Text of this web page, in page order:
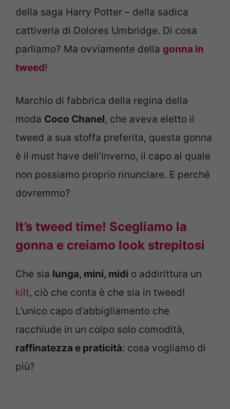
della saga Harry Potter – della sadica
cattiveria di Dolores Umbridge. Di cosa
parliamo? Ma ovviamente della gonna in
tweed!
Marchio di fabbrica della regina della
moda Coco Chanel, che aveva eletto il
tweed a sua stoffa preferita, questa gonna
è il must have dell’inverno, il capo al quale
non possiamo proprio rinunciare. E perché
dovremmo?
It’s tweed time! Scegliamo la
gonna e creiamo look strepitosi
Che sia lunga, mini, midi o addirittura un
kilt, ciò che conta è che sia in tweed!
L’unico capo d’abbigliamento che
racchiude in un colpo solo comodità,
raffinatezza e praticità: cosa vogliamo di
più?